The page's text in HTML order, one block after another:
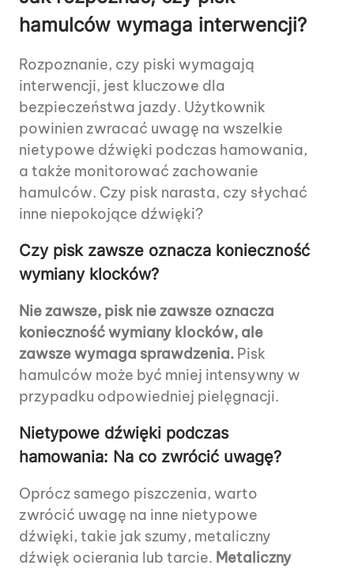
hamulców wymaga interwencji?
Rozpoznanie, czy piski wymagają
interwencji, jest kluczowe dla
bezpieczeństwa jazdy. Użytkownik
powinien zwracać uwagę na wszelkie
nietypowe dźwięki podczas hamowania,
a także monitorować zachowanie
hamulców. Czy pisk narasta, czy słychać
inne niepokojące dźwięki?
Czy pisk zawsze oznacza konieczność
wymiany klocków?
Nie zawsze, pisk nie zawsze oznacza
konieczność wymiany klocków, ale
zawsze wymaga sprawdzenia. Pisk
hamulców może być mniej intensywny w
przypadku odpowiedniej pielęgnacji.
Nietypowe dźwięki podczas
hamowania: Na co zwrócić uwagę?
Oprócz samego piszczenia, warto
zwrócić uwagę na inne nietypowe
dźwięki, takie jak szumy, metaliczny
dźwięk ocierania lub tarcie. Metaliczny